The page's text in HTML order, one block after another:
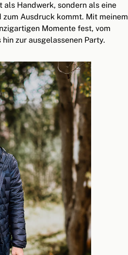
Handwerk, sondern als eine
Ausdruck kommt. Mit meinem
Momente fest, vom
zur ausgelassenen Party.